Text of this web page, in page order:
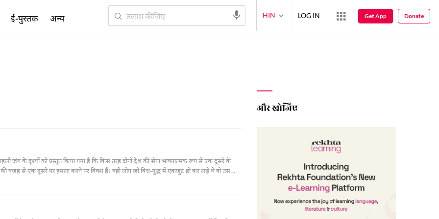
जंग के दृश्यों को प्रस्तुत किया गया है कि किस तरह दोनों देश की सेना भावनात्मक रूप से एक दूसरे के
से एक दूसरे पर हमला करने पर विवश हैं। वही लोग जो विश्व-युद्ध में एकजुट हो कर लड़े थे वो उस
और खोजिए
ई-पुस्तक अन्य HIN LOG IN Get App Donate